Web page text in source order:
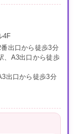
4F
出口から徒歩3分
、A3出口から徒歩
出口から徒歩3分